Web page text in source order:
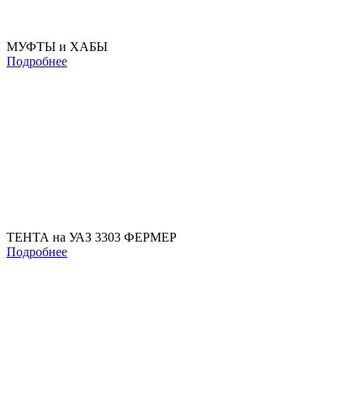
МУФТЫ и ХАБЫ
Подробнее
ТЕНТА на УАЗ 3303 ФЕРМЕР
Подробнее